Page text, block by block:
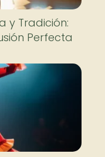
y Tradición:
Perfecta